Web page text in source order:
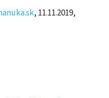
, 11.11.2019,